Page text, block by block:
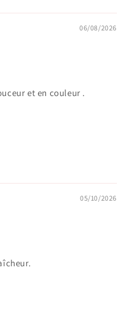
06/08/2026
et en couleur .
05/10/2026